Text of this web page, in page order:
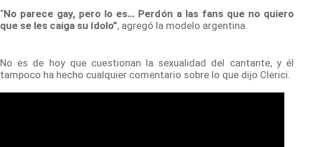
“No parece gay, pero lo es… Perdón a las fans que no quiero
que se les caiga su ídolo”, agregó la modelo argentina.
No es de hoy que cuestionan la sexualidad del cantante, y él
tampoco ha hecho cualquier comentario sobre lo que dijo Clerici.